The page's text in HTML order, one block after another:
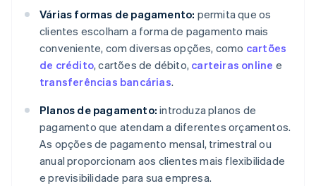
Várias formas de pagamento: permita que os
clientes escolham a forma de pagamento mais
conveniente, com diversas opções, como cartões
de crédito, cartões de débito, carteiras online e
transferências bancárias.
Planos de pagamento: introduza planos de
pagamento que atendam a diferentes orçamentos.
As opções de pagamento mensal, trimestral ou
anual proporcionam aos clientes mais flexibilidade
e previsibilidade para sua empresa.